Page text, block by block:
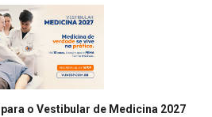
o Vestibular de Medicina 2027